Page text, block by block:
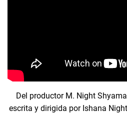
Del productor M. Night
escrita y dirigida por Ishana